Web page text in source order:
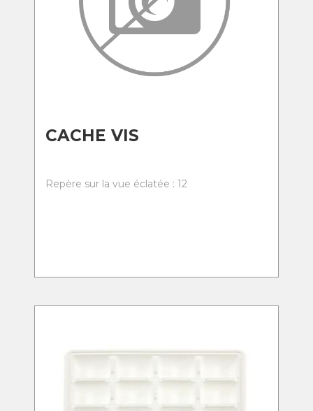
CACHE VIS
Repère sur la vue éclatée : 12